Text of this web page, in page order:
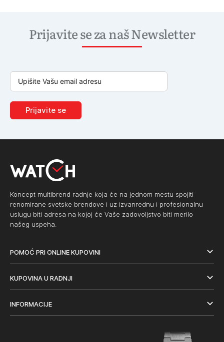
Prijavite se za naš Newsletter
Prijavite se
Koncept multibrend radnje koja će na jednom mestu spojiti
renomirane svetske brendove i uz izvanrednu i profesionalnu
uslugu biti adresa na kojoj će Vaše zadovoljstvo biti merilo
našeg uspeha.
POMOĆ PRI ONLINE KUPOVINI
KUPOVINA U RADNJI
INFORMACIJE